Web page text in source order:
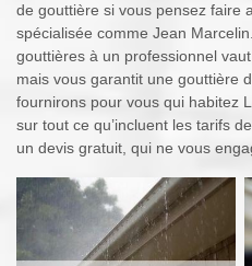
de gouttière si vous pensez faire
spécialisée comme Jean
gouttières à un professionnel
mais vous garantit une gouttière
fournirons pour vous qui habitez
sur tout ce qu’incluent les tarifs
un devis gratuit, qui ne vous